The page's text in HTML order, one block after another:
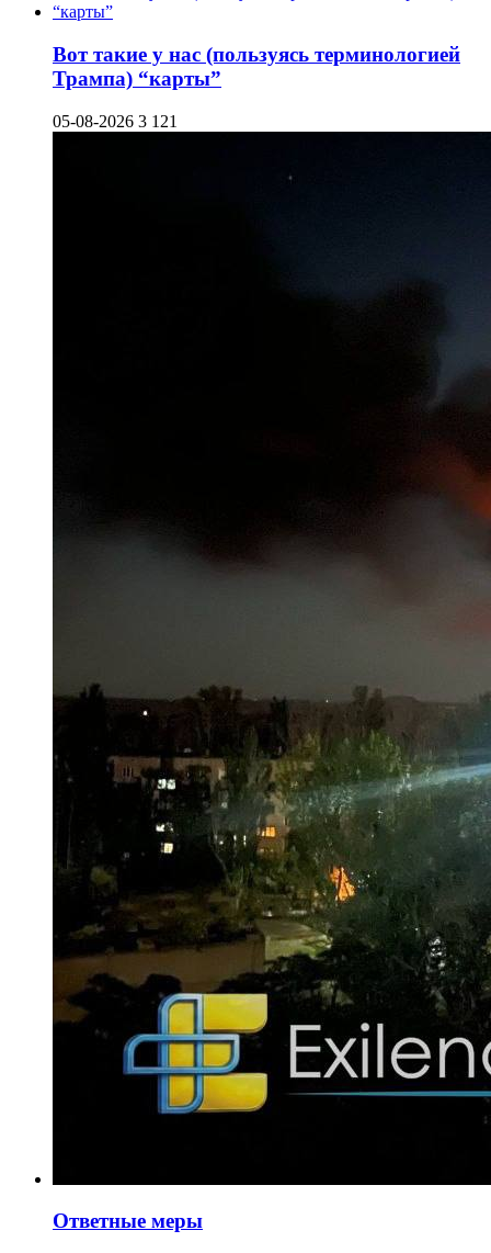
Вот такие у нас (пользуясь терминологией
Трампа) “карты”
05-08-2026 3 121
Ответные меры